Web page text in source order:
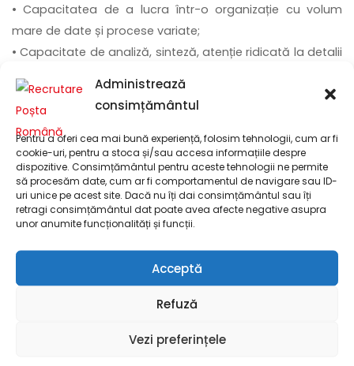
Administrează
consimțământul
Pentru a oferi cea mai bună experiență, folosim tehnologii, cum ar fi
cookie-uri, pentru a stoca și/sau accesa informațiile despre
dispozitive. Consimțământul pentru aceste tehnologii ne permite
să procesăm date, cum ar fi comportamentul de navigare sau ID-
uri unice pe acest site. Dacă nu îți dai consimțământul sau îți
retragi consimțământul dat poate avea afecte negative asupra
unor anumite funcționalități și funcții.
Acceptă
Refuză
Vezi preferințele
• Capacitatea de a lucra într-o organizație cu volum
mare de date și procese variate;
• Capacitate de analiză, sinteză, atenție ridicată la detalii
• Răbdare, perseverență și capacitatea de a lucra riguros
într-un mediu reglementat;
• Cunoștințe avansate de Word și Excel (analize, funcții
complexe, pivot);
• Abilități excelente de organizare, comunicare și lucru în
echipă;
• Atitudine responsabilă, orientată către calitate și